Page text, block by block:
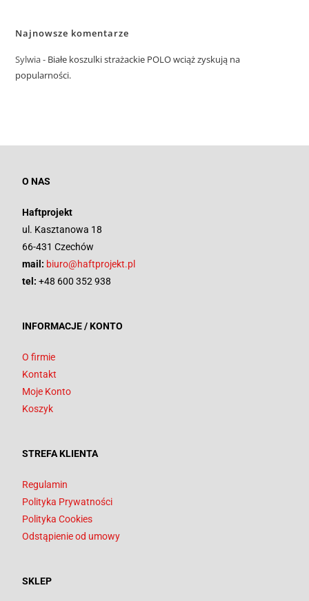
Najnowsze komentarze
Sylwia- Białe koszulki strażackie POLO wciąż zyskują na
popularności.
O NAS
Haftprojekt
ul. Kasztanowa 18
66-431 Czechów
mail: biuro@haftprojekt.pl
tel: +48 600 352 938
INFORMACJE / KONTO
O firmie
Kontakt
Moje Konto
Koszyk
STREFA KLIENTA
Regulamin
Polityka Prywatności
Polityka Cookies
Odstąpienie od umowy
SKLEP